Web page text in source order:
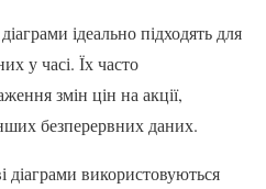
ідеально підходять для
у часі. Їх часто
змін цін на акції,
безперервних даних.
діаграми використовуються